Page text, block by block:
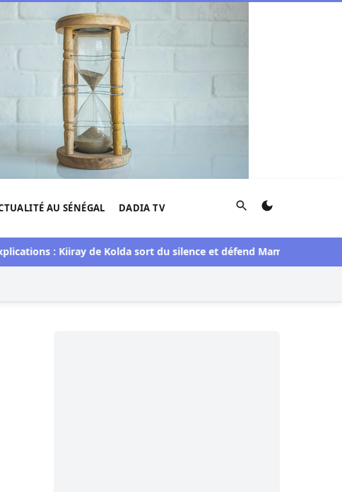
AU SÉNÉGAL DADIA TV Rechercher
: Kiiray de Kolda sort du silence et défend Mamadou Lamine